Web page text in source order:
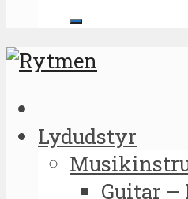
Lydudstyr
Guitar –